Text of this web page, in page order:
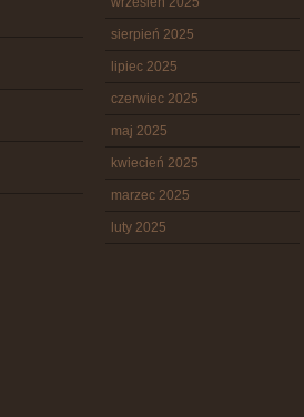
sierpień 2025
lipiec 2025
czerwiec 2025
maj 2025
kwiecień 2025
marzec 2025
luty 2025